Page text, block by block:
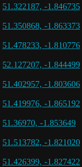
51.322187, -1.846735
51.350868, -1.863373
51.478233, -1.810776
52.127207, -1.844499
51.402957, -1.803606
51.419976, -1.865192
51.36970, -1.853649
51.513782, -1.821020
51.426399, -1.827422